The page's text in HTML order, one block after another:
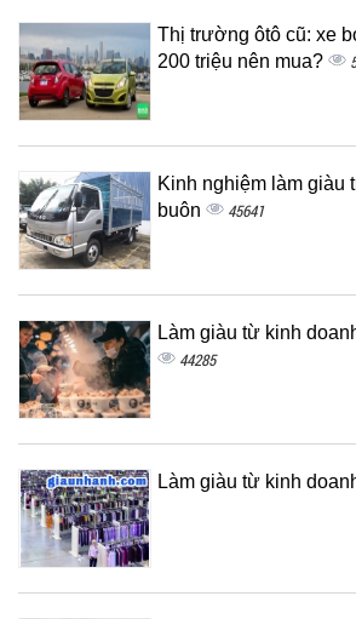
Thị trường ôtô cũ: xe
200 triệu nên mua?
Kinh nghiệm làm giàu
buôn
45641
Làm giàu từ kinh
44285
Làm giàu từ kinh